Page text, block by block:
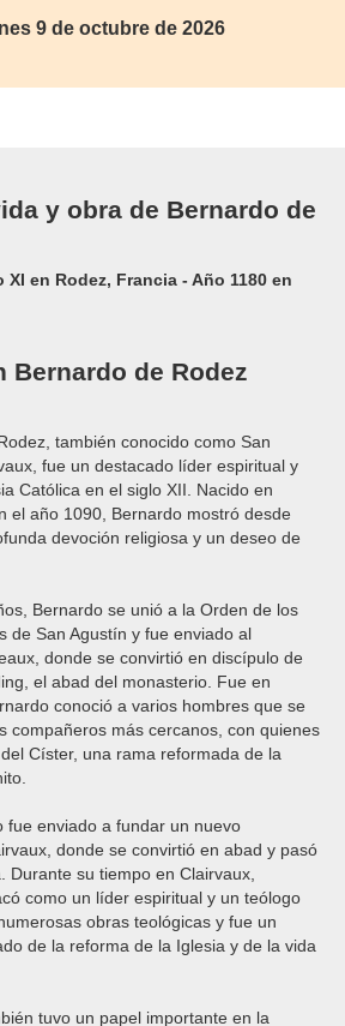
9 de octubre de 2026
y obra de Bernardo de
en Rodez, Francia - Año 1180 en
Bernardo de Rodez
también conocido como San
fue un destacado líder espiritual y
Católica en el siglo XII. Nacido en
el año 1090, Bernardo mostró desde
devoción religiosa y un deseo de
Bernardo se unió a la Orden de los
de San Agustín y fue enviado al
donde se convirtió en discípulo de
el abad del monasterio. Fue en
conoció a varios hombres que se
compañeros más cercanos, con quienes
Císter, una rama reformada de la
fue enviado a fundar un nuevo
donde se convirtió en abad y pasó
Durante su tiempo en Clairvaux,
como un líder espiritual y un teólogo
obras teológicas y fue un
de la reforma de la Iglesia y de la vida
tuvo un papel importante en la